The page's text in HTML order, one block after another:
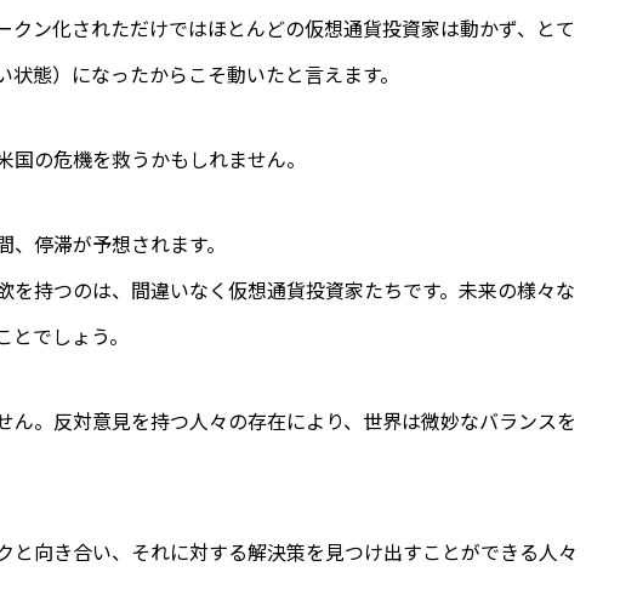
クン化されただけではほとんどの仮想通貨投資家は動かず、とて
態）になったからこそ動いたと言えます。
の危機を救うかもしれません。
停滞が予想されます。
を持つのは、間違いなく仮想通貨投資家たちです。未来の様々な
でしょう。
ん。反対意見を持つ人々の存在により、世界は微妙なバランスを
と向き合い、それに対する解決策を見つけ出すことができる人々